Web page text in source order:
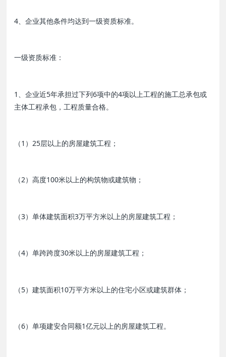
4、企业其他条件均达到一级资质标准。
一级资质标准：
1、企业近5年承担过下列6项中的4项以上工程的施工总承包或
主体工程承包，工程质量合格。
（1）25层以上的房屋建筑工程；
（2）高度100米以上的构筑物或建筑物；
（3）单体建筑面积3万平方米以上的房屋建筑工程；
（4）单跨跨度30米以上的房屋建筑工程；
（5）建筑面积10万平方米以上的住宅小区或建筑群体；
（6）单项建安合同额1亿元以上的房屋建筑工程。